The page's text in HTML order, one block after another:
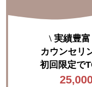
\ 実績豊富
カウンセリ
初回限定で